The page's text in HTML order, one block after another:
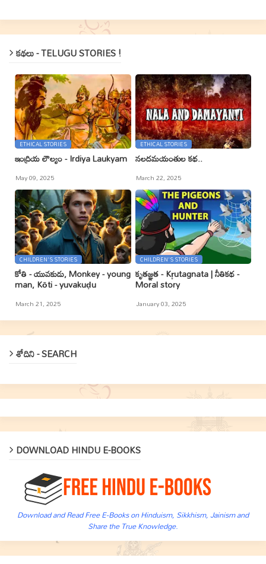
కథలు - TELUGU STORIES !
ETHICAL STORIES
ఇంద్రియ లౌల్యం - Irdiya Laukyam
May 09, 2025
ETHICAL STORIES
నలదమయంతుల కథ..
March 22, 2025
CHILDREN'S STORIES
కోతి - యువకుడు, Monkey - young
man, Kōti - yuvakuḍu
March 21, 2025
CHILDREN'S STORIES
కృతజ్ఞత - Kr̥utagnata | నీతికథ -
Moral story
January 03, 2025
శోదిని - SEARCH
DOWNLOAD HINDU E-BOOKS
Download and Read Free E-Books on Hinduism, Sikkhism, Jainism and
Share the True Knowledge.